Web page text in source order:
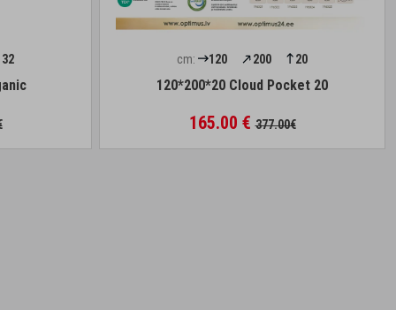
32 cm: 120 200 20
120*200*20 Cloud Pocket 20
165.00 €377.00€